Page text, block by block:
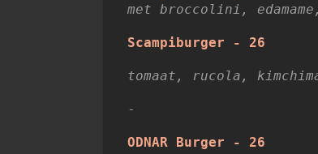
met broccolini,
Scampiburger - 26
tomaat, rucola,
-
ODNAR Burger - 26